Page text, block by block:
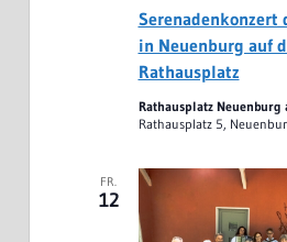
Serenadenkonzert
in Neuenburg auf
Rathausplatz
Rathausplatz Neuenburg
Rathausplatz 5,
FR.
12